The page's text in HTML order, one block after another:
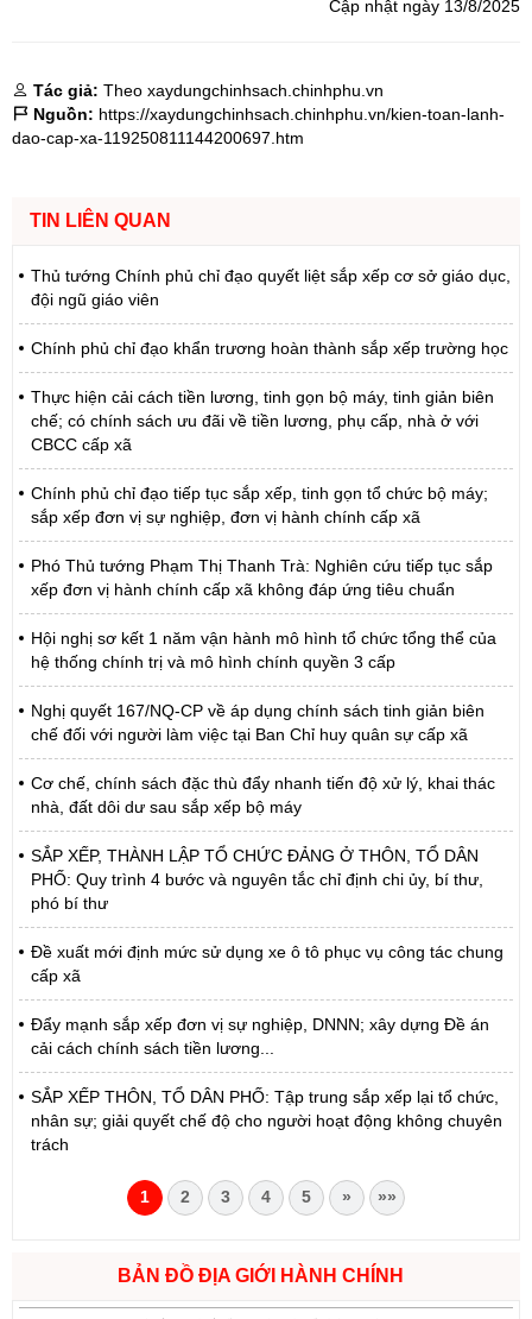
Cập nhật ngày 13/8/2025
Tác giả: Theo xaydungchinhsach.chinhphu.vn
Nguồn: https://xaydungchinhsach.chinhphu.vn/kien-toan-lanh-
dao-cap-xa-119250811144200697.htm
TIN LIÊN QUAN
Thủ tướng Chính phủ chỉ đạo quyết liệt sắp xếp cơ sở giáo dục,
đội ngũ giáo viên
Chính phủ chỉ đạo khẩn trương hoàn thành sắp xếp trường học
Thực hiện cải cách tiền lương, tinh gọn bộ máy, tinh giản biên
chế; có chính sách ưu đãi về tiền lương, phụ cấp, nhà ở với
CBCC cấp xã
Chính phủ chỉ đạo tiếp tục sắp xếp, tinh gọn tổ chức bộ máy;
sắp xếp đơn vị sự nghiệp, đơn vị hành chính cấp xã
Phó Thủ tướng Phạm Thị Thanh Trà: Nghiên cứu tiếp tục sắp
xếp đơn vị hành chính cấp xã không đáp ứng tiêu chuẩn
Hội nghị sơ kết 1 năm vận hành mô hình tổ chức tổng thể của
hệ thống chính trị và mô hình chính quyền 3 cấp
Nghị quyết 167/NQ-CP về áp dụng chính sách tinh giản biên
chế đối với người làm việc tại Ban Chỉ huy quân sự cấp xã
Cơ chế, chính sách đặc thù đẩy nhanh tiến độ xử lý, khai thác
nhà, đất dôi dư sau sắp xếp bộ máy
SẮP XẾP, THÀNH LẬP TỔ CHỨC ĐẢNG Ở THÔN, TỔ DÂN
PHỐ: Quy trình 4 bước và nguyên tắc chỉ định chi ủy, bí thư,
phó bí thư
Đề xuất mới định mức sử dụng xe ô tô phục vụ công tác chung
cấp xã
Đẩy mạnh sắp xếp đơn vị sự nghiệp, DNNN; xây dựng Đề án
cải cách chính sách tiền lương...
SẮP XẾP THÔN, TỔ DÂN PHỐ: Tập trung sắp xếp lại tổ chức,
nhân sự; giải quyết chế độ cho người hoạt động không chuyên
trách
1 2 3 4 5 » »»
BẢN ĐỒ ĐỊA GIỚI HÀNH CHÍNH